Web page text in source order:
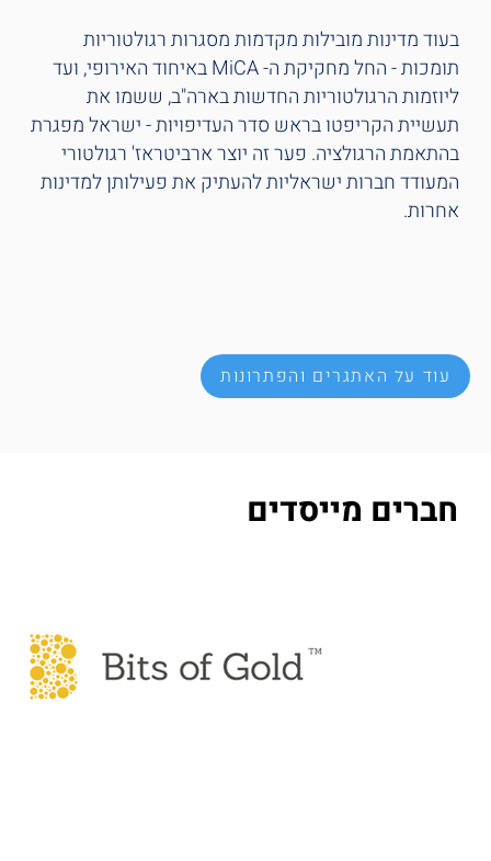
בעוד מדינות מובילות מקדמות מסגרות רגולטוריות
תומכות - החל מחקיקת ה- MiCA באיחוד האירופי, ועד
ליוזמות הרגולטוריות החדשות בארה"ב, ששמו את
תעשיית הקריפטו בראש סדר העדיפויות - ישראל מפגרת
בהתאמת הרגולציה. פער זה יוצר ארביטראז' רגולטורי
המעודד חברות ישראליות להעתיק את פעילותן למדינות
אחרות.
עוד על האתגרים והפתרונות
חברים מייסדים